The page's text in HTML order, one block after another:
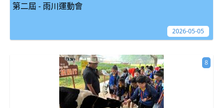
第二屆 - 雨川運動會
2026-05-05
8